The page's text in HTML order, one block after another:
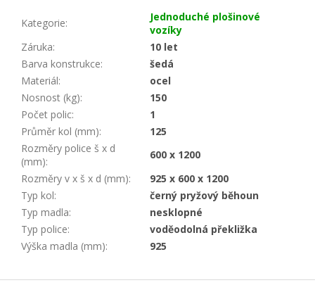
Kategorie:
Jednoduché plošinové
vozíky
Záruka:
10 let
Barva konstrukce:
šedá
Materiál:
ocel
Nosnost (kg):
150
Počet polic:
1
Průměr kol (mm):
125
Rozměry police š x d
(mm):
600 x 1200
Rozměry v x š x d (mm):
925 x 600 x 1200
Typ kol:
černý pryžový běhoun
Typ madla:
nesklopné
Typ police:
voděodolná překližka
Výška madla (mm): 925
Z